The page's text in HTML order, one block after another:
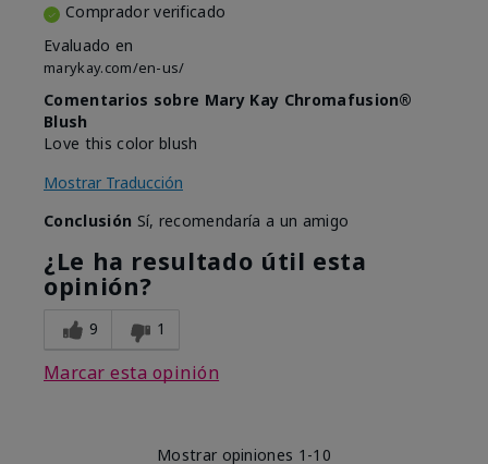
Comprador verificado
Evaluado en
marykay.com/en-us/
Comentarios sobre Mary Kay Chromafusion®
Blush
Love this color blush
Mostrar Traducción
Conclusión Sí, recomendaría a un amigo
¿Le ha resultado útil esta
opinión?
9 1
Marcar esta opinión
Mostrar opiniones 1-10